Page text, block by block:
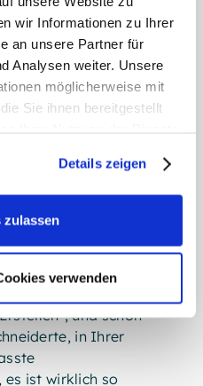
wir Informationen zu Ihrer
an unsere Partner für
Analysen weiter. Unsere
möglicherweise mit
Sie ihnen bereitgestellt
,Datenschutz
Details zeigen
zulassen
verwenden
haben ein Modul
System zur
Möglichkeiten der
um automatisch
zu erstellen.
- einschließlich der
Wissen und
Grade zu erstellen.
kann das System
und schon
in Ihrer
es ist wirklich so